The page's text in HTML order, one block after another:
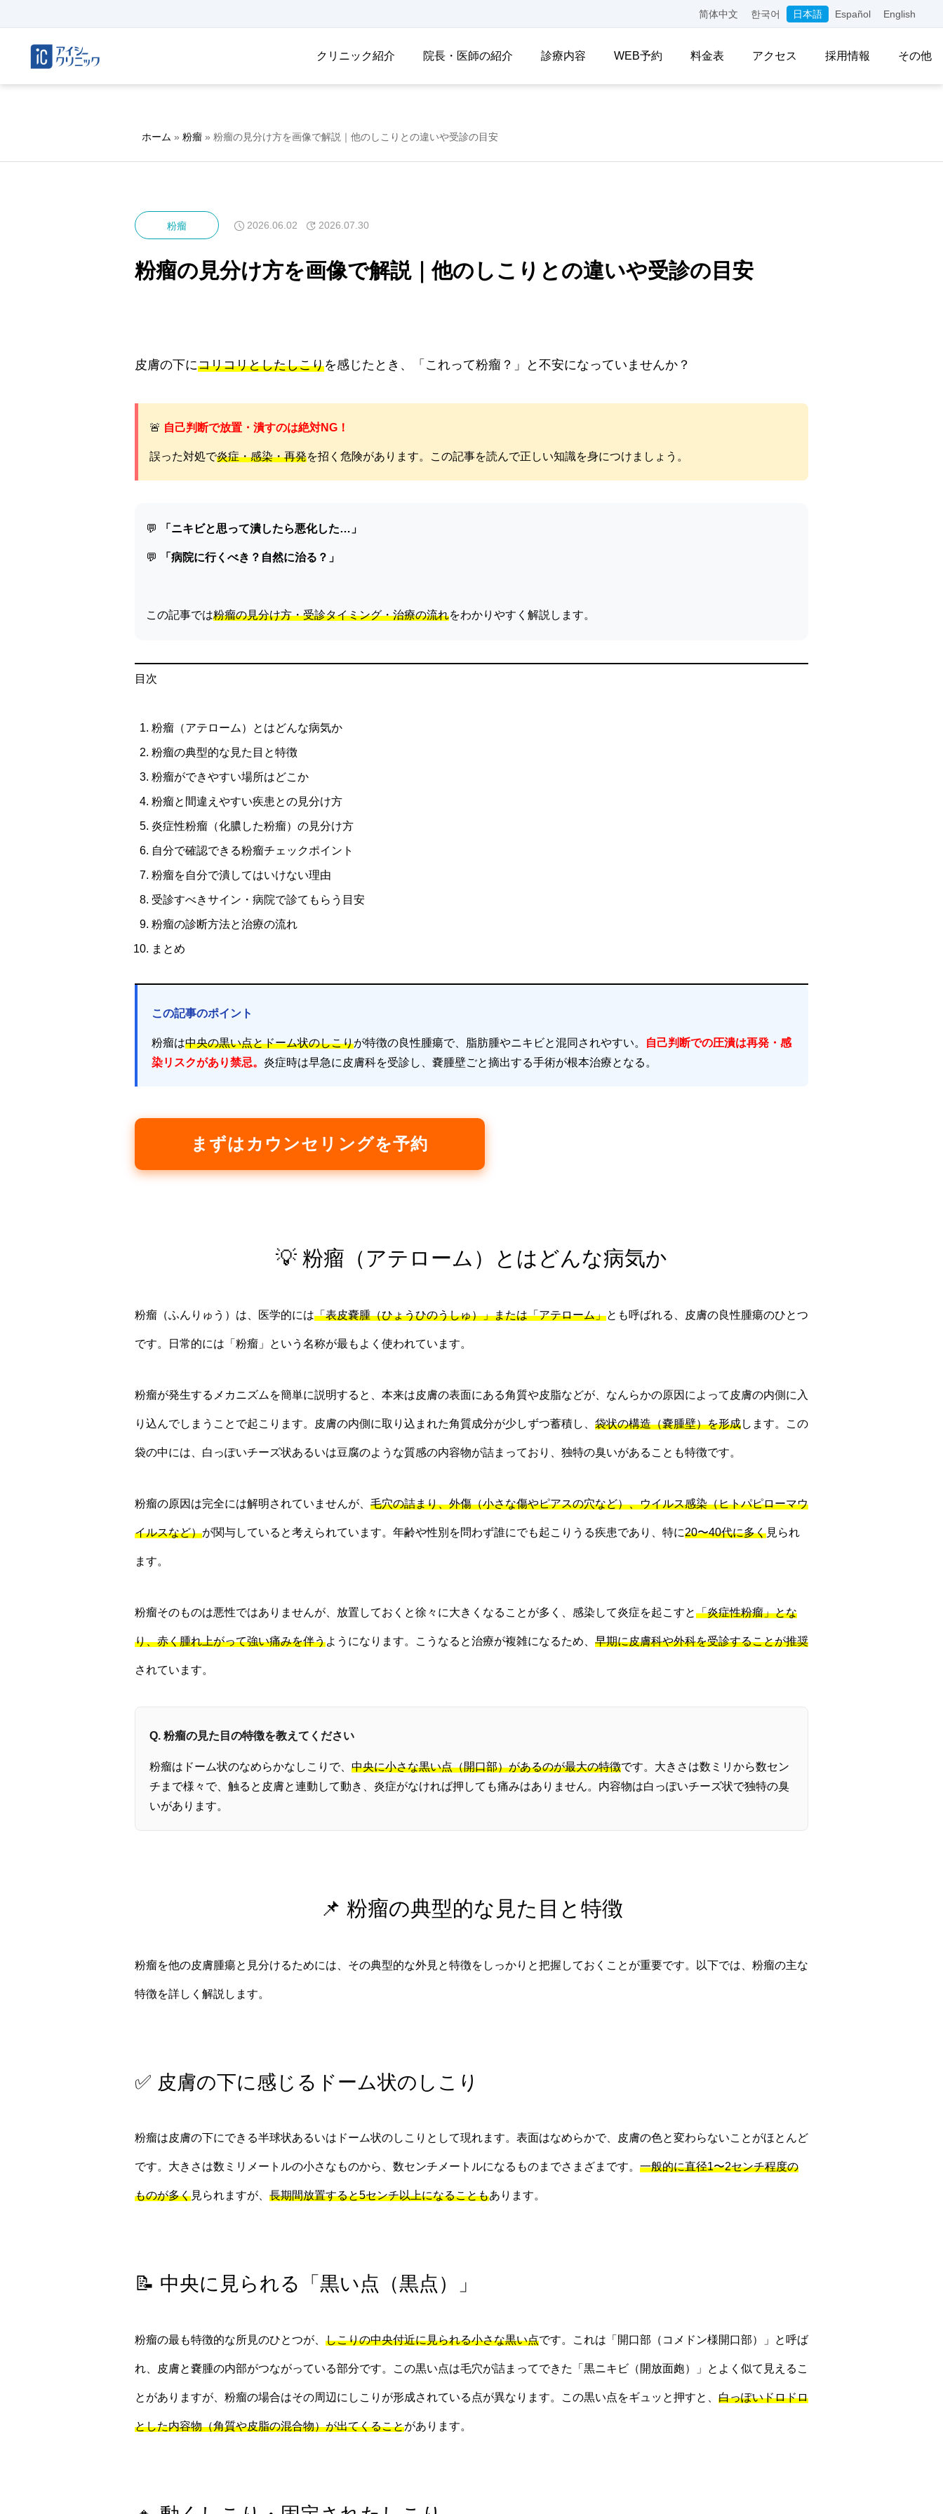
简体中文 한국어 日本語 Español English
クリニック紹介 院長・医師の紹介 診療内容 WEB予約 料金表 アクセス 採用情報 その他
ホーム » 粉瘤 » 粉瘤の見分け方を画像で解説｜他のしこりとの違いや受診の目安
粉瘤 2026.06.02 2026.07.30
粉瘤の見分け方を画像で解説｜他のしこりとの違いや受診の目安
皮膚の下にコリコリとしたしこりを感じたとき、「これって粉瘤？」と不安になっていませんか？
🚨 自己判断で放置・潰すのは絶対NG！
誤った対処で炎症・感染・再発を招く危険があります。この記事を読んで正しい知識を身につけましょう。
💬 「ニキビと思って潰したら悪化した…」
💬 「病院に行くべき？自然に治る？」
この記事では粉瘤の見分け方・受診タイミング・治療の流れをわかりやすく解説します。
目次
粉瘤（アテローム）とはどんな病気か
粉瘤の典型的な見た目と特徴
粉瘤ができやすい場所はどこか
粉瘤と間違えやすい疾患との見分け方
炎症性粉瘤（化膿した粉瘤）の見分け方
自分で確認できる粉瘤チェックポイント
粉瘤を自分で潰してはいけない理由
受診すべきサイン・病院で診てもらう目安
粉瘤の診断方法と治療の流れ
まとめ
この記事のポイント
粉瘤は中央の黒い点とドーム状のしこりが特徴の良性腫瘍で、脂肪腫やニキビと混同されやすい。
自己判断での圧潰は再発・感
染リスクがあり禁忌。 炎症時は早急に皮膚科を受診し、嚢腫壁ごと摘出する手術が根本治療となる。
まずはカウンセリングを予約
💡 粉瘤（アテローム）とはどんな病気か
粉瘤（ふんりゅう）は、医学的には「表皮嚢腫（ひょうひのうしゅ）」または「アテローム」とも呼ばれる、皮膚の良性腫瘍のひとつ
です。日常的には「粉瘤」という名称が最もよく使われています。
粉瘤が発生するメカニズムを簡単に説明すると、本来は皮膚の表面にある角質や皮脂などが、なんらかの原因によって皮膚の内側に入
り込んでしまうことで起こります。皮膚の内側に取り込まれた角質成分が少しずつ蓄積し、 袋状の構造（嚢腫壁）を形成します。この
袋の中には、白っぽいチーズ状あるいは豆腐のような質感の内容物が詰まっており、独特の臭いがあることも特徴です。
粉瘤の原因は完全には解明されていませんが、 毛穴の詰まり、外傷（小さな傷やピアスの穴など）、ウイルス感染（ヒトパピローマウ
イルスなど）が関与していると考えられています。年齢や性別を問わず誰にでも起こりうる疾患であり、特に20〜40代に多く見られ
ます。
粉瘤そのものは悪性ではありませんが、放置しておくと徐々に大きくなることが多く、感染して炎症を起こすと「炎症性粉瘤」とな
り、赤く腫れ上がって強い痛みを伴うようになります。こうなると治療が複雑になるため、 早期に皮膚科や外科を受診することが推奨
されています。
Q. 粉瘤の見た目の特徴を教えてください
粉瘤はドーム状のなめらかなしこりで、 中央に小さな黒い点（開口部）があるのが最大の特徴です。大きさは数ミリから数セン
チまで様々で、触ると皮膚と連動して動き、炎症がなければ押しても痛みはありません。内容物は白っぽいチーズ状で独特の臭
いがあります。
📌 粉瘤の典型的な見た目と特徴
粉瘤を他の皮膚腫瘍と見分けるためには、その典型的な外見と特徴をしっかりと把握しておくことが重要です。以下では、粉瘤の主な
特徴を詳しく解説します。
✅ 皮膚の下に感じるドーム状のしこり
粉瘤は皮膚の下にできる半球状あるいはドーム状のしこりとして現れます。表面はなめらかで、皮膚の色と変わらないことがほとんど
です。大きさは数ミリメートルの小さなものから、数センチメートルになるものまでさまざまです。 一般的に直径1〜2センチ程度の
ものが多く見られますが、 長期間放置すると5センチ以上になることもあります。
📝 中央に見られる「黒い点（黒点）」
粉瘤の最も特徴的な所見のひとつが、 しこりの中央付近に見られる小さな黒い点です。これは「開口部（コメドン様開口部）」と呼ば
れ、皮膚と嚢腫の内部がつながっている部分です。この黒い点は毛穴が詰まってできた「黒ニキビ（開放面皰）」とよく似て見えるこ
とがありますが、粉瘤の場合はその周辺にしこりが形成されている点が異なります。この黒い点をギュッと押すと、 白っぽいドロドロ
とした内容物（角質や皮脂の混合物）が出てくることがあります。